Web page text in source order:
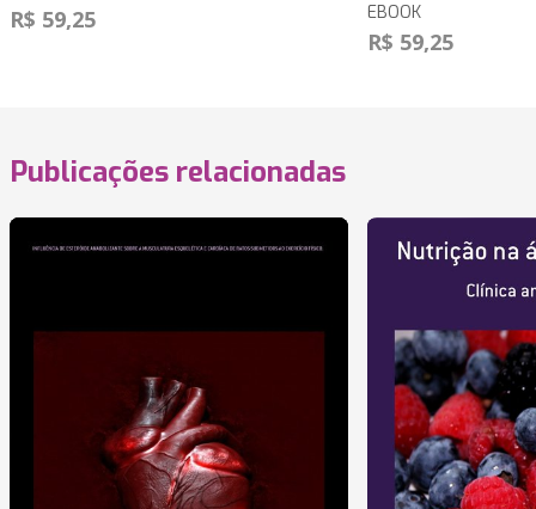
R$ 59,25 EBOOK
R$ 59,25
Publicações relacionadas